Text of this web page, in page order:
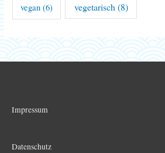
vegan (6) vegetarisch(8)
Impressum
Datenschutz